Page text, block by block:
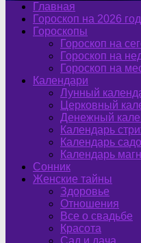
Главная
Гороскоп на 2026 год
Гороскопы
Гороскоп на
Гороскоп на
Гороскоп на
Календари
Лунный
Церковный
Денежный
Календарь
Календарь
Календарь
Сонник
Женские тайны
Здоровье
Отношения
Все о свадьбе
Красота
Сад и дача